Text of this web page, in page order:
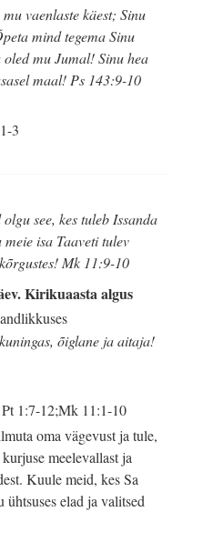
vaenlaste käest; Sinu
mind tegema Sinu
oled mu Jumal! Sinu hea
maal! Ps 143:9-10
3
see, kes tuleb Issanda
isa Taaveti tulev
Mk 11:9-10
Kirikuaasta algus
õiglane ja aitaja!
1:7-12;Mk 11:1-10
oma vägevust ja tule,
meelevallast ja
Kuule meid, kes Sa
ühtsuses elad ja valitsed